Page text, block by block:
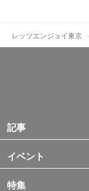
レッツエンジョイ東京
記事
イベント
特集